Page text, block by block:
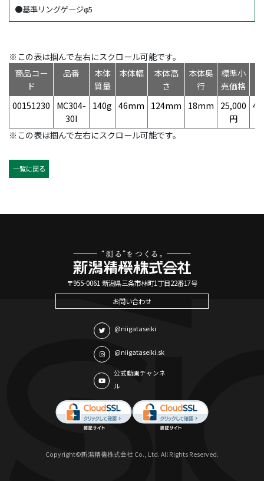
●基準リングゲージφ5
※この表は掴んで左右にスクロール可能です。
商品コー
ド
品番
本体
質量
本体幅
本体高
さ
本体奥
行
標準小
売価格
00151230
MC304-
30I
140g 46mm 124mm 18mm
25,000
円
※この表は掴んで左右にスクロール可能です。
一覧に戻る
〒955-0061 新潟県三条市林町1丁目22番17号
お問い合わせ
@niigataseiki
@niigataseiki.sk
公式動画チャンネ
ル
Copyright©新潟精機株式会社 Co., Ltd. All Rights Reserved.